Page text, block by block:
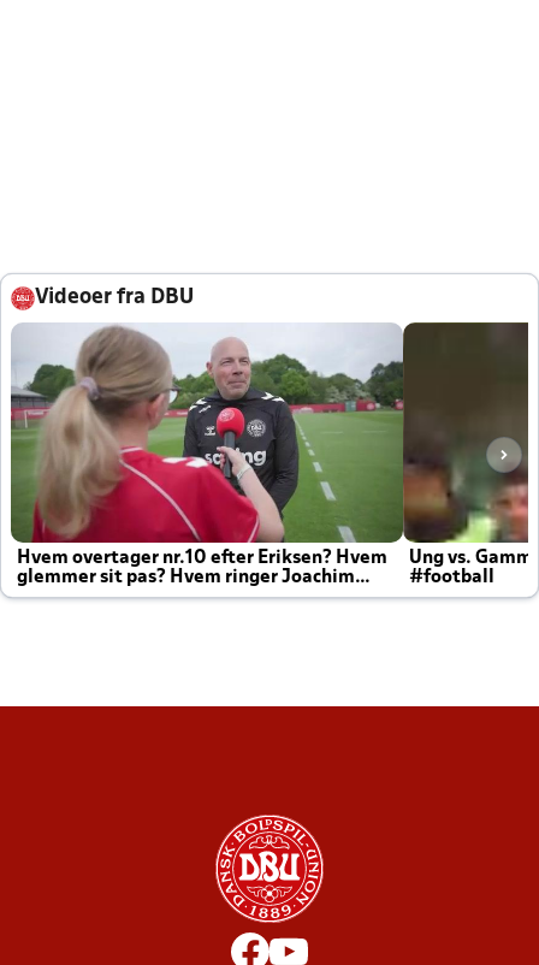
Videoer fra DBU
Hvem overtager nr.10 efter Eriksen? Hvem
glemmer sit pas? Hvem ringer Joachim
altid til efter kampe?
Ung vs.
#football